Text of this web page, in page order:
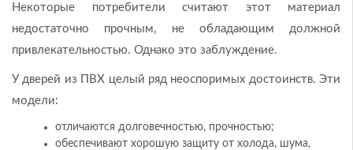
Некоторые потребители считают этот материал
недостаточно прочным, не обладающим должной
привлекательностью. Однако это заблуждение.
У дверей из ПВХ целый ряд неоспоримых достоинств. Эти
модели:
отличаются долговечностью, прочностью;
обеспечивают хорошую защиту от холода, шума,